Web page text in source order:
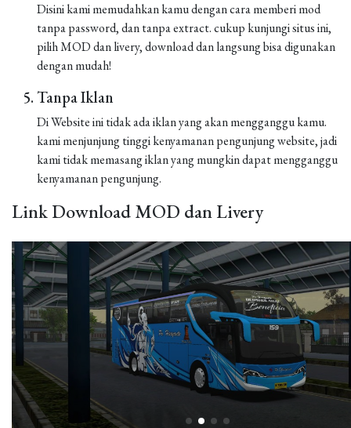
Disini kami memudahkan kamu dengan cara memberi mod
tanpa password, dan tanpa extract. cukup kunjungi situs ini,
pilih MOD dan livery, download dan langsung bisa digunakan
dengan mudah!
Tanpa Iklan
Di Website ini tidak ada iklan yang akan mengganggu kamu.
kami menjunjung tinggi kenyamanan pengunjung website, jadi
kami tidak memasang iklan yang mungkin dapat mengganggu
kenyamanan pengunjung.
Link Download MOD dan Livery